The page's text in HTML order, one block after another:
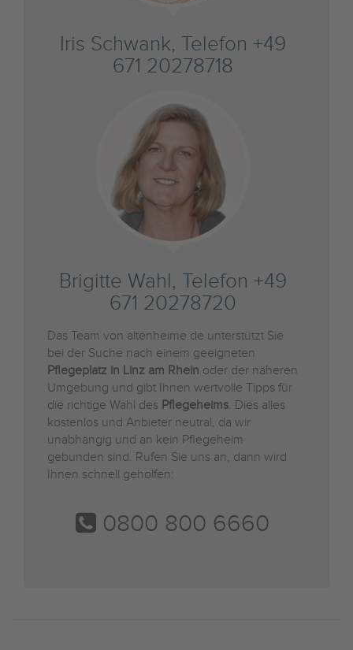
Iris Schwank, Telefon +49
671 20278718
Brigitte Wahl, Telefon +49
671 20278720
Das Team von altenheime.de unterstützt Sie
bei der Suche nach einem geeigneten
Pflegeplatz in Linz am Rhein oder der näheren
Umgebung und gibt Ihnen wertvolle Tipps für
die richtige Wahl des Pflegeheims. Dies alles
kostenlos und Anbieter neutral, da wir
unabhängig und an kein Pflegeheim
gebunden sind. Rufen Sie uns an, dann wird
Ihnen schnell geholfen:
0800 800 6660